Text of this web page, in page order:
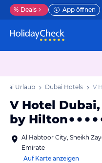
% Deals App öffnen
Urlaub Dubai Hotels V
V Hotel
by Hilton
Al Habtoor City, Sheikh
Emirate
Auf Karte anzeigen